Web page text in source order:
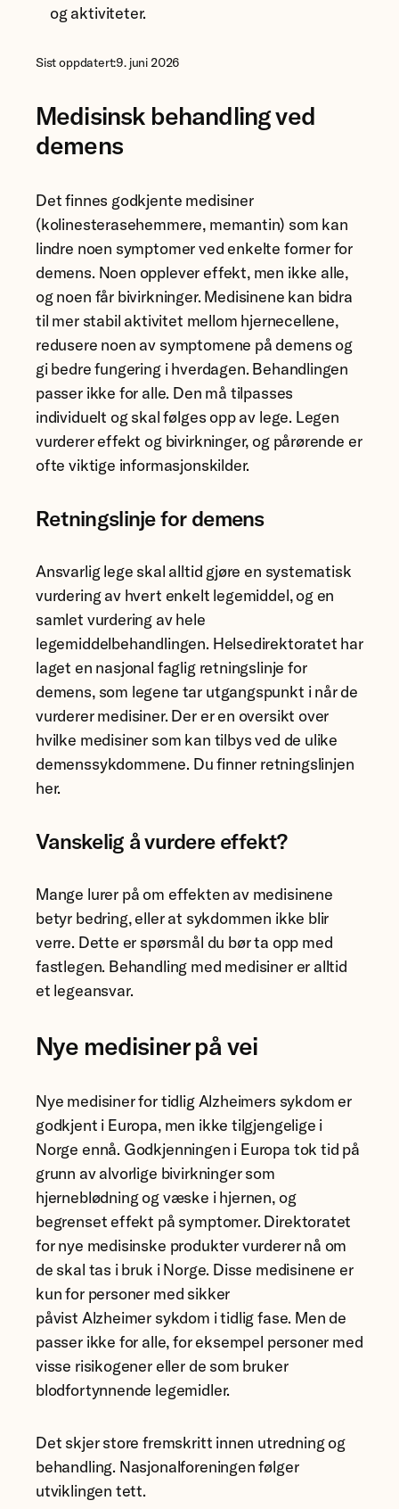
og aktiviteter.
Sist oppdatert:9. juni 2026
Medisinsk behandling ved
demens
Det finnes godkjente medisiner
(kolinesterasehemmere, memantin) som kan
lindre noen symptomer ved enkelte former for
demens. Noen opplever effekt, men ikke alle,
og noen får bivirkninger. Medisinene kan bidra
til mer stabil aktivitet mellom hjernecellene,
redusere noen av symptomene på demens og
gi bedre fungering i hverdagen. Behandlingen
passer ikke for alle. Den må tilpasses
individuelt og skal følges opp av lege. Legen
vurderer effekt og bivirkninger, og pårørende er
ofte viktige informasjonskilder.
Retningslinje for demens
Ansvarlig lege skal alltid gjøre en systematisk
vurdering av hvert enkelt legemiddel, og en
samlet vurdering av hele
legemiddelbehandlingen. Helsedirektoratet har
laget en nasjonal faglig retningslinje for
demens, som legene tar utgangspunkt i når de
vurderer medisiner. Der er en oversikt over
hvilke medisiner som kan tilbys ved de ulike
demenssykdommene. Du finner retningslinjen
her.
Vanskelig å vurdere effekt?
Mange lurer på om effekten av medisinene
betyr bedring, eller at sykdommen ikke blir
verre. Dette er spørsmål du bør ta opp med
fastlegen. Behandling med medisiner er alltid
et legeansvar.
Nye medisiner på vei
Nye medisiner for tidlig Alzheimers sykdom er
godkjent i Europa, men ikke tilgjengelige i
Norge ennå. Godkjenningen i Europa tok tid på
grunn av alvorlige bivirkninger som
hjerneblødning og væske i hjernen, og
begrenset effekt på symptomer. Direktoratet
for nye medisinske produkter vurderer nå om
de skal tas i bruk i Norge. Disse medisinene er
kun for personer med sikker
påvist Alzheimer sykdom i tidlig fase. Men de
passer ikke for alle, for eksempel personer med
visse risikogener eller de som bruker
blodfortynnende legemidler.
Det skjer store fremskritt innen utredning og
behandling. Nasjonalforeningen følger
utviklingen tett.